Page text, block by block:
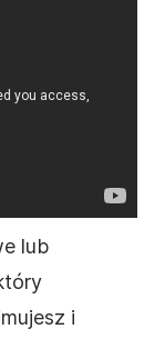
lub
i